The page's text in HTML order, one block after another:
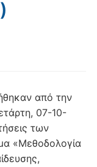
από την
07-10-
των
«Μεθοδολογία